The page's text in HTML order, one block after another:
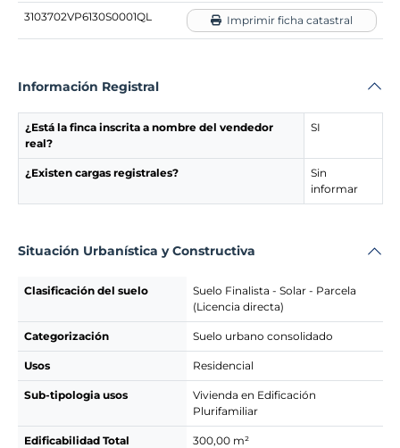
3103702VP6130S0001QL Imprimir ficha catastral
Información Registral
¿Está la finca inscrita a nombre del vendedor
real?
SI
¿Existen cargas registrales?
Sin
informar
Situación Urbanística y Constructiva
Clasificación del suelo
Suelo Finalista - Solar - Parcela
(Licencia directa)
Categorización Suelo urbano consolidado
Usos Residencial
Sub-tipologia usos
Vivienda en Edificación
Plurifamiliar
Edificabilidad Total
300,00 m²